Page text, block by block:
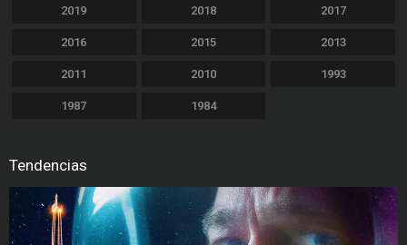
2019 2018 2017
2016 2015 2013
2011 2010 1993
1987 1984
Tendencias